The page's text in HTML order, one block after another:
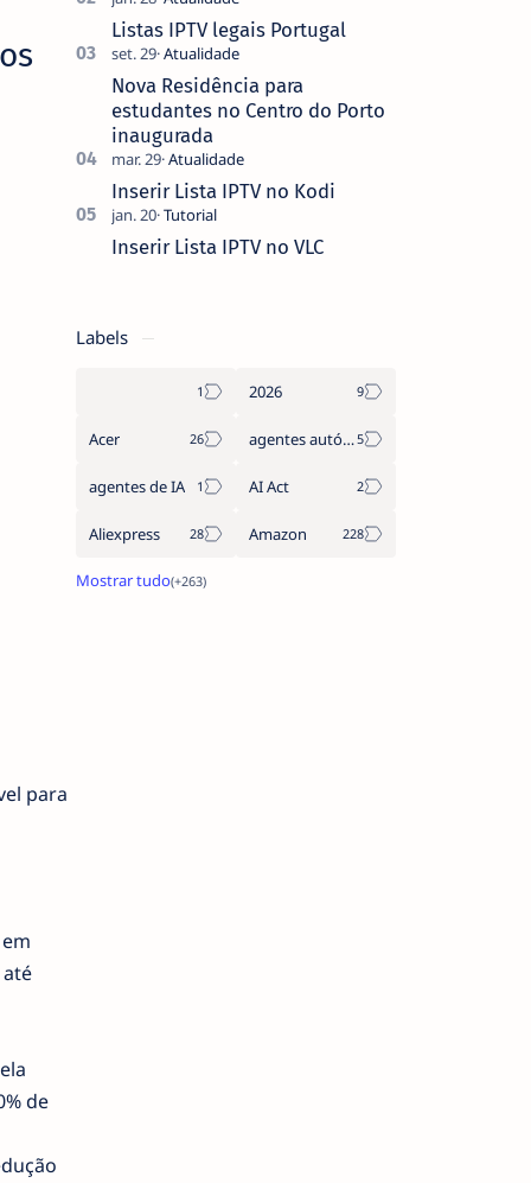
para
de
que não pediste, ban…
Listas IPTV legais Portugal
Nova Residência para
estudantes no Centro do Porto
inaugurada
Inserir Lista IPTV no Kodi
Inserir Lista IPTV no VLC
Labels
2026
Acer agentes autónomos
agentes de IA AI Act
Aliexpress Amazon